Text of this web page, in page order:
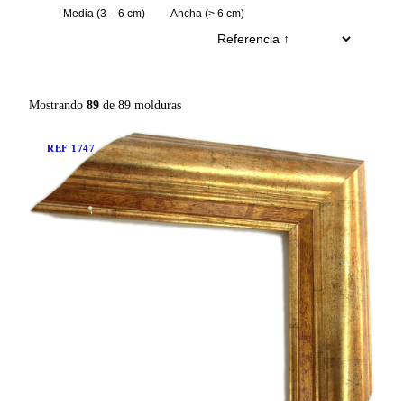
Media (3 – 6 cm)
Ancha (> 6 cm)
Mostrando 89 de 89 molduras
REF 1747